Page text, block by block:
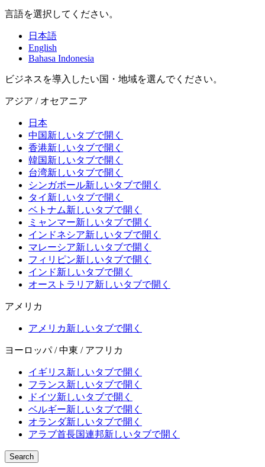
言語を選択してください。
日本語
English
Bahasa Indonesia
ビジネスを導入したい国・地域を選んでください。
アジア / オセアニア
日本
中国新しいタブで開く
香港新しいタブで開く
韓国新しいタブで開く
台湾新しいタブで開く
シンガポール新しいタブで開く
タイ 新しいタブで開く
ベトナム新しいタブで開く
ミャンマー新しいタブで開く
インドネシア新しいタブで開く
マレーシア新しいタブで開く
フィリピン新しいタブで開く
インド新しいタブで開く
オーストラリア新しいタブで開く
アメリカ
アメリカ新しいタブで開く
ヨーロッパ / 中東 / アフリカ
イギリス新しいタブで開く
フランス新しいタブで開く
ドイツ新しいタブで開く
ベルギー新しいタブで開く
オランダ新しいタブで開く
アラブ首長国連邦新しいタブで開く
Search